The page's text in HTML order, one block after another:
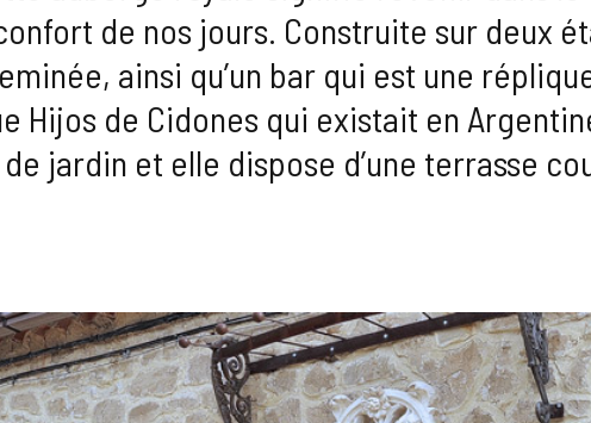
de nos jours. Construite sur deux
ainsi qu’un bar qui est une
Hijos de Cidones qui existait en
jardin et elle dispose d’une terrasse